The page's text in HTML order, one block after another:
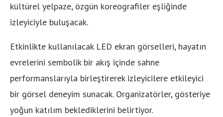
kültürel yelpaze, özgün koreografiler eşliğinde
izleyiciyle buluşacak.
Etkinlikte kullanılacak LED ekran görselleri, hayatın
evrelerini sembolik bir akış içinde sahne
performanslarıyla birleştirerek izleyicilere etkileyici
bir görsel deneyim sunacak. Organizatörler, gösteriye
yoğun katılım beklediklerini belirtiyor.